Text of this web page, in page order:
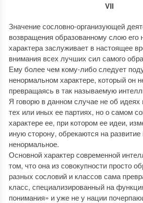
VII
Значение сословно-организующей
возвращения образованному слою его
характера заслуживает в настоящее
внимания всех лучших сил самого
Ему более чем кому-либо следует
ненормальном характере, который он
превращаясь в так называемую
Я говорю в данном случае не об идеях
тех или иных ее партиях, но о самом
характере ее, при котором ее идеи,
иную сторону, обрекаются на
ненормальное.
Основной характер современной
том, что она из совокупности просто
разных сословий и классов сама
класс, специализированный на
понимания» и уже не у нации